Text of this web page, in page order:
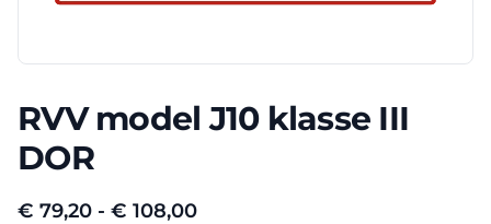
RVV model J10 klasse III
DOR
€ 79,20 - € 108,00Prijsklasse: